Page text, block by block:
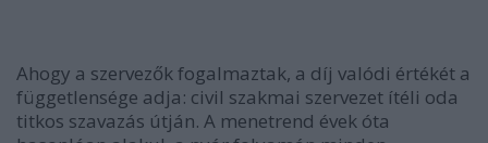
Ahogy a szervezők fogalmaztak, a díj valódi értékét a
függetlensége adja: civil szakmai szervezet ítéli oda
titkos szavazás útján. A menetrend évek óta